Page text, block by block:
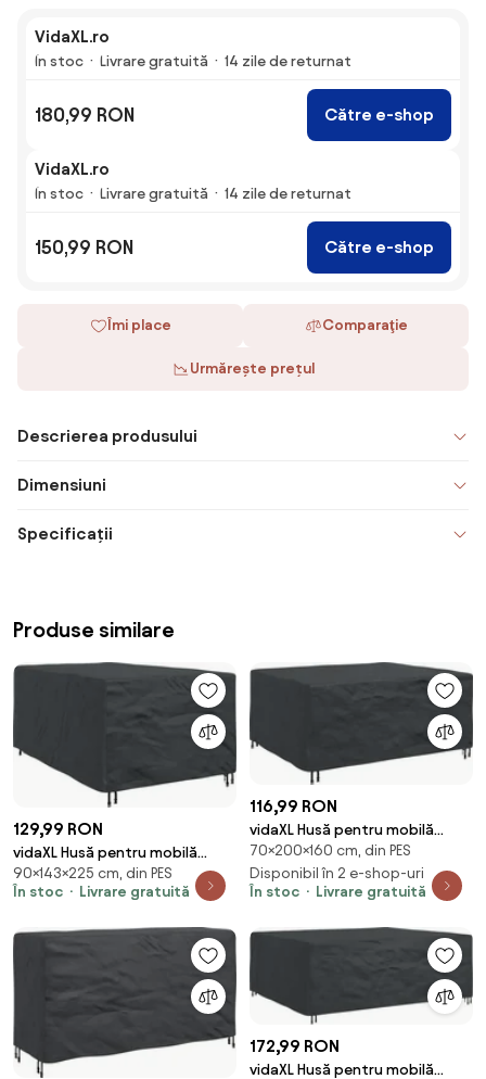
VidaXL.ro
În stoc Livrare gratuită 14 zile de returnat
180,99 RON Către e-shop
VidaXL.ro
În stoc Livrare gratuită 14 zile de returnat
150,99 RON Către e-shop
Îmi place Comparaţie
Urmărește prețul
Descrierea produsului
Dimensiuni
Specificații
Produse similare
129,99 RON
vidaXL Husă pentru mobilă
Simplu Negru 143 x 225 x 90 cm
210D
90×143×225 cm, din PES
În stoc
Livrare gratuită
116,99 RON
vidaXL Husă pentru mobilă
Simplu Negru 200 x 160 x 70 cm
210D
70×200×160 cm, din PES
Disponibil în 2 e-shop-uri
În stoc
Livrare gratuită
172,99 RON
vidaXL Husă pentru mobilă